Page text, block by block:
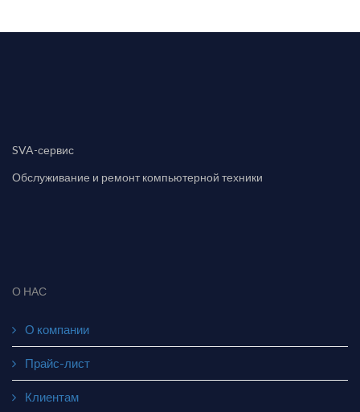
SVA-сервис
Обслуживание и ремонт компьютерной техники
О НАС
О компании
Прайс-лист
Клиентам